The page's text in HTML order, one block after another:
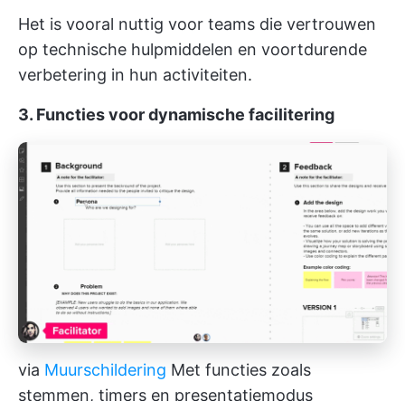
Het is vooral nuttig voor teams die vertrouwen
op technische hulpmiddelen en voortdurende
verbetering in hun activiteiten.
3. Functies voor dynamische facilitering
via Muurschildering Met functies zoals
stemmen, timers en presentatiemodus